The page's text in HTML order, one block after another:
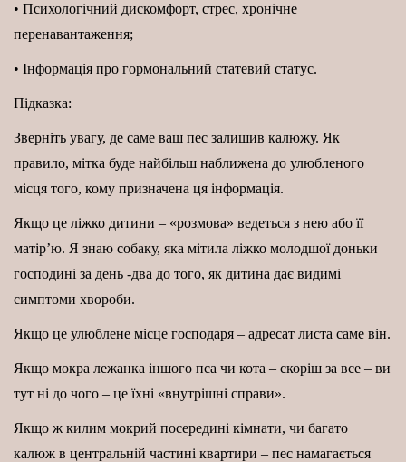
• Психологічний дискомфорт, стрес, хронічне
перенавантаження;
• Інформація про гормональний статевий статус.
Підказка:
Зверніть увагу, де саме ваш пес залишив калюжу. Як
правило, мітка буде найбільш наближена до улюбленого
місця того, кому призначена ця інформація.
Якщо це ліжко дитини – «розмова» ведеться з нею або її
матір’ю. Я знаю собаку, яка мітила ліжко молодшої доньки
господині за день -два до того, як дитина дає видимі
симптоми хвороби.
Якщо це улюблене місце господаря – адресат листа саме він.
Якщо мокра лежанка іншого пса чи кота – скоріш за все – ви
тут ні до чого – це їхні «внутрішні справи».
Якщо ж килим мокрий посередині кімнати, чи багато
калюж в центральній частині квартири – пес намагається